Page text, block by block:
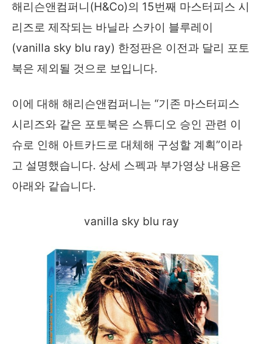
해리슨앤컴퍼니(H&Co)의 15번째 마스터피스 시
리즈로 제작되는 바닐라 스카이 블루레이
(vanilla sky blu ray) 한정판은 이전과 달리 포토
북은 제외될 것으로 보입니다.
이에 대해 해리슨앤컴퍼니는 “기존 마스터피스
시리즈와 같은 포토북은 스튜디오 승인 관련 이
슈로 인해 아트카드로 대체해 구성할 계획”이라
고 설명했습니다. 상세 스펙과 부가영상 내용은
아래와 같습니다.
vanilla sky blu ray